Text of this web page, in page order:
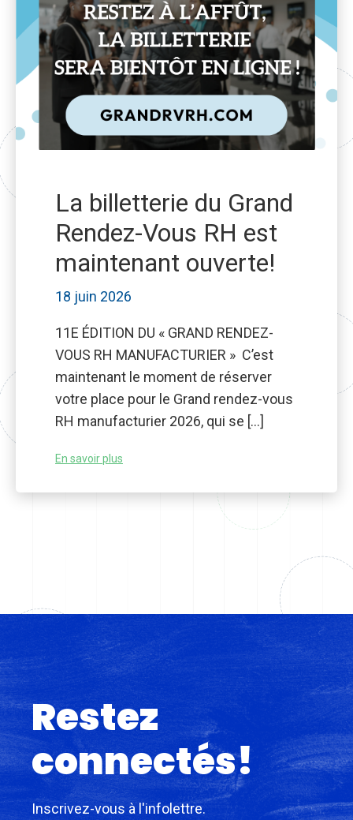
La billetterie du Grand
Rendez-Vous RH est
maintenant ouverte!
18 juin 2026
11E ÉDITION DU « GRAND RENDEZ-
VOUS RH MANUFACTURIER » C’est
maintenant le moment de réserver
votre place pour le Grand rendez-vous
RH manufacturier 2026, qui se […]
En savoir plus
Restez
connectés!
Inscrivez-vous à l'infolettre.